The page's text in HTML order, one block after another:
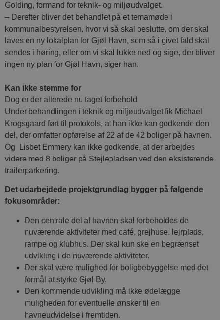
Golding, formand for teknik- og miljøudvalget.
– Derefter bliver det behandlet på et temamøde i
kommunalbestyrelsen, hvor vi så skal beslutte, om der skal
laves en ny lokalplan for Gjøl Havn, som så i givet fald skal
sendes i høring, eller om vi skal lukke ned og sige, der bliver
ingen ny plan for Gjøl Havn, siger han.
Kan ikke stemme for
Dog er der allerede nu taget forbehold
Under behandlingen i teknik og miljøudvalget fik Michael
Krogsgaard ført til protokols, at han ikke kan godkende den
del, der omfatter opførelse af 22 af de 42 boliger på havnen.
Og Lisbet Emmery kan ikke godkende, at der arbejdes
videre med 8 boliger på Stejlepladsen ved den eksisterende
trailerparkering.
Det udarbejdede projektgrundlag bygger på følgende
fokusområder:
Den centrale del af havnen skal forbeholdes de
nuværende aktiviteter med café, grejhuse, lejrplads,
rampe og klubhus. Der skal kun ske en begrænset
udvikling i de nuværende aktiviteter.
Der skal være mulighed for boligbebyggelse med det
formål at styrke Gjøl By.
Den kommende udvikling må ikke ødelægge
muligheden for eventuelle ønsker til en
havneudvidelse i fremtiden.